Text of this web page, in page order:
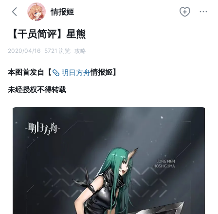
情报姬
【干员简评】星熊
2020/04/16 5721 浏览 攻略
本图首发自【 明日方舟情报姬】
未经授权不得转载